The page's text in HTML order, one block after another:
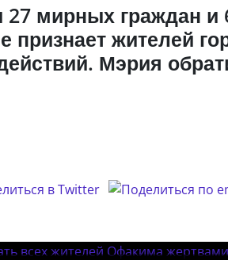
мирных граждан и
признает жителей
Мэрия